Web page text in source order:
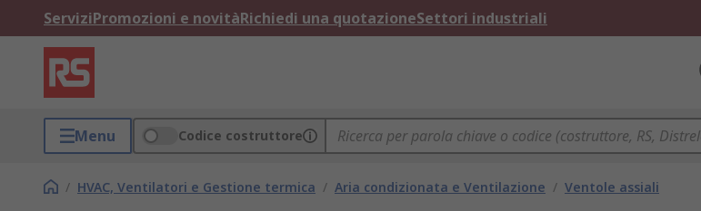
ServiziPromozioni e novitàRichiedi una quotazioneSettori industriali
Menu Codice costruttore
/ HVAC, Ventilatori e Gestione termica / Aria condizionata e Ventilazione / Ventole assiali